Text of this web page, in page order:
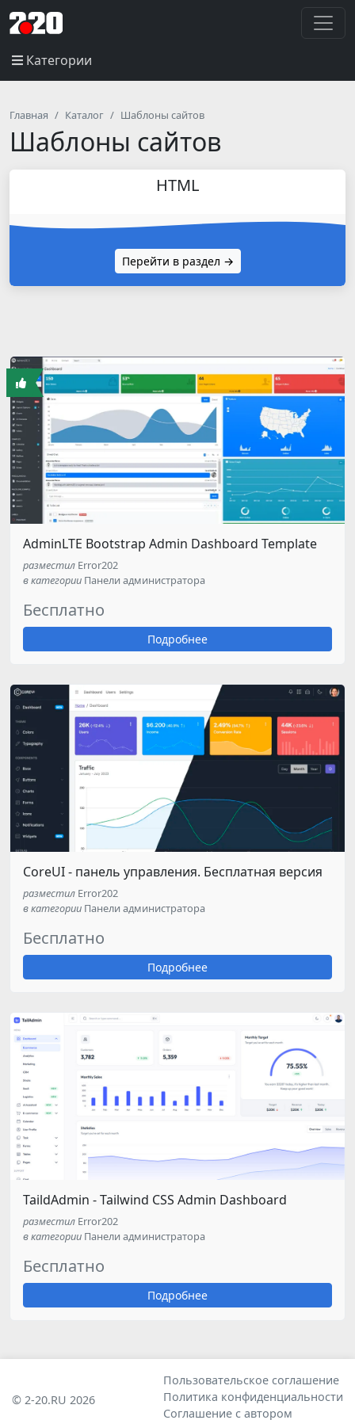
Категории
Главная Каталог Шаблоны сайтов
Шаблоны сайтов
HTML
Перейти в раздел →
AdminLTE Bootstrap Admin Dashboard Template
разместил Error202
в категории Панели администратора
Бесплатно
Подробнее
CoreUI - панель управления. Бесплатная версия
разместил Error202
в категории Панели администратора
Бесплатно
Подробнее
TaildAdmin - Tailwind CSS Admin Dashboard
разместил Error202
в категории Панели администратора
Бесплатно
Подробнее
© 2-20.RU 2026
Пользовательское соглашение
Политика конфиденциальности
Соглашение с автором